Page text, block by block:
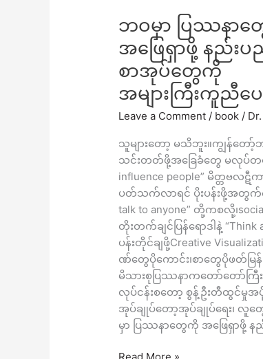
ဘဝမှာ ပြဿနာ
အဖြေရှာဖို့ နည်းပ
စာအုပ်တွေကို
အများကြီးကူညီပ
Leave a Comment / book /
သူများတော့ မသိဘူး။ကျွန်တေ
သင်းတတ်ဖို့အခြေခံတွေ မလုပ်တတ်
influence people” မိတ္တ
ပတ်သက်လာရင် ပိုးပန်းဖို့အတွက်
talk to anyone” တို့ကစလို့၊
တိုးတက်ချင်ပြန်ရောဒါနဲ့
ပန်းတိုင်ချဖို့Creative
ဏ်တွေပိုကောင်း၊စာတွေပိုဖတ်မြန်
မိသားစုပြဿနာကတော်တော်ကြီး
လုပ်ငန်းစတော့ စွန့်ဦးတီထွင်မှုအပို
အုပ်ချုပ်တော့အုပ်ချုပ်ရေး၊ လူ
မှာ ပြဿနာတွေကို အဖြေရှာဖို့
ဘဝ
ပြဿနာ
တွေ
ကို
အဖြေ
ရှာ
နည်း
ပညာ
တွေ၊
စာအုပ်
တွေ
ကို
အများ
ကြီး
ကူညီ
ပေး
တယ်။